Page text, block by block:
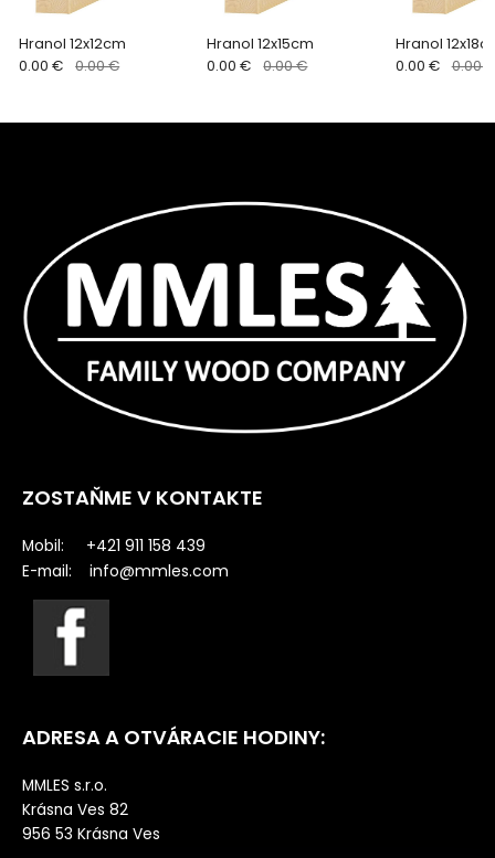
Hranol 12x12cm
0.00 € 0.00 €
Hranol 12x15cm
0.00 € 0.00 €
Hranol
0.00 € 0.00 €
ZOSTAŇME V KONTAKTE
Mobil: +421 911 158 439
E-mail: info@mmles.com
ADRESA A OTVÁRACIE HODINY:
MMLES s.r.o.
Krásna Ves 82
956 53 Krásna Ves